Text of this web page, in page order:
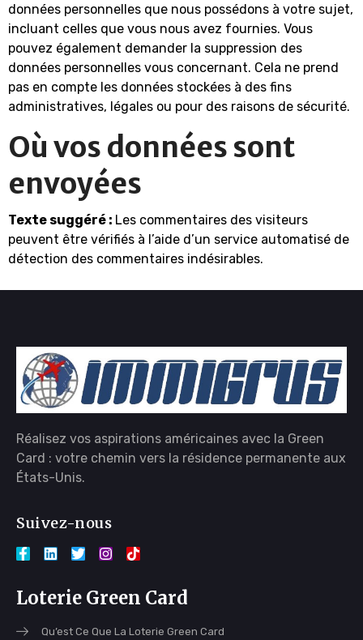
données personnelles que nous possédons à votre sujet,
incluant celles que vous nous avez fournies. Vous
pouvez également demander la suppression des
données personnelles vous concernant. Cela ne prend
pas en compte les données stockées à des fins
administratives, légales ou pour des raisons de sécurité.
Où vos données sont
envoyées
Texte suggéré : Les commentaires des visiteurs
peuvent être vérifiés à l’aide d’un service automatisé de
détection des commentaires indésirables.
Réalisez vos aspirations américaines avec la Green
Card : votre chemin vers la résidence permanente aux
États-Unis.
Suivez-nous
Loterie Green Card
Qu’est Ce Que La Loterie Green Card